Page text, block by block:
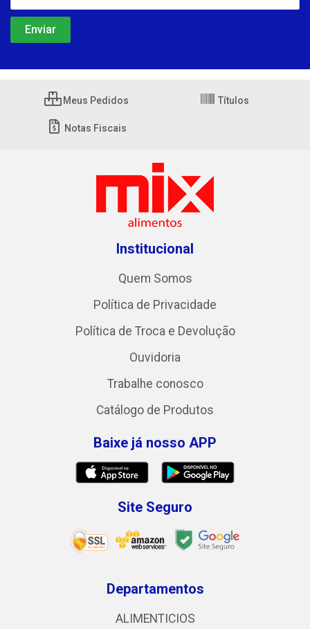
Meus Pedidos Títulos
Notas Fiscais
Institucional
Quem Somos
Política de Privacidade
Política de Troca e Devolução
Ouvidoria
Trabalhe conosco
Catálogo de Produtos
Baixe já nosso APP
Site Seguro
Departamentos
ALIMENTICIOS